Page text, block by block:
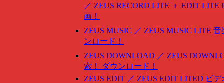
／ ZEUS RECORD LITE ＋ EDIT LITE
画！
ZEUS MUSIC ／ ZEUS MUSIC LITE 音
ンロード！
ZEUS DOWNLOAD ／ ZEUS
索！ ダウンロード！
ZEUS EDIT ／ ZEUS EDIT LITED ビ